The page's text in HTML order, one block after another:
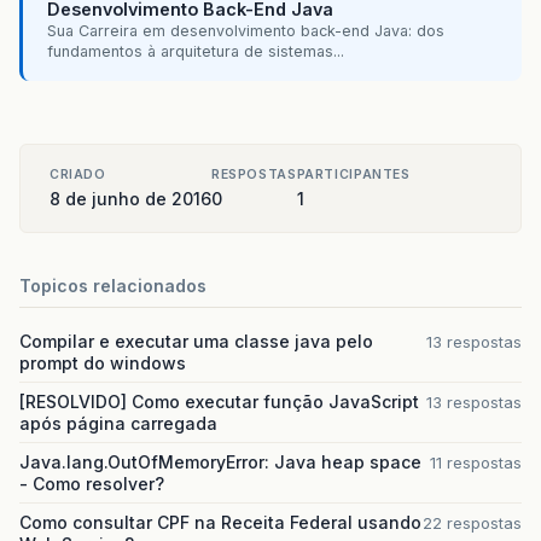
</p:tabView>
}
Desenvolvimento Back-End Java
Sua Carreira em desenvolvimento back-end Java: dos
fundamentos à arquitetura de sistemas...
CRIADO
8 de junho de 2016
RESPOSTAS
0
PARTICIPANTES
1
Topicos relacionados
Compilar e executar uma classe java pelo
prompt do windows
13 respostas
[RESOLVIDO] Como executar função JavaScript
após página carregada
13 respostas
Java.lang.OutOfMemoryError: Java heap space
- Como resolver?
11 respostas
Como consultar CPF na Receita Federal usando22 respostas